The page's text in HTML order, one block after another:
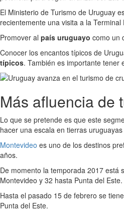
El Ministerio de Turismo de Uruguay
recientemente una visita a la
Promover al país uruguayo como un
Conocer los encantos típicos de
típicos. También es importante tener
Más afluencia de
Lo que se pretende es que este
hacer una escala en tierras
Montevideo es uno de los destinos
años.
De momento la temporada 2017 está
Montevideo y 32 hasta Punta del Este.
Hasta el pasado 15 de febrero se
Punta del Este.